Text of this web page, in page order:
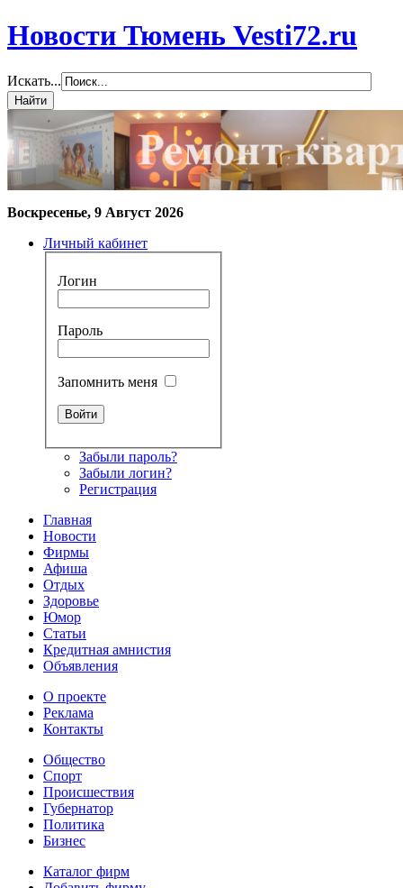
Новости Тюмень Vesti72.ru
Искать...
Воскресенье, 9 Август 2026
Личный кабинет
Логин
Пароль
Запомнить меня
Забыли пароль?
Забыли логин?
Регистрация
Главная
Новости
Фирмы
Афиша
Отдых
Здоровье
Юмор
Статьи
Кредитная амнистия
Объявления
О проекте
Реклама
Контакты
Общество
Спорт
Происшествия
Губернатор
Политика
Бизнес
Каталог фирм